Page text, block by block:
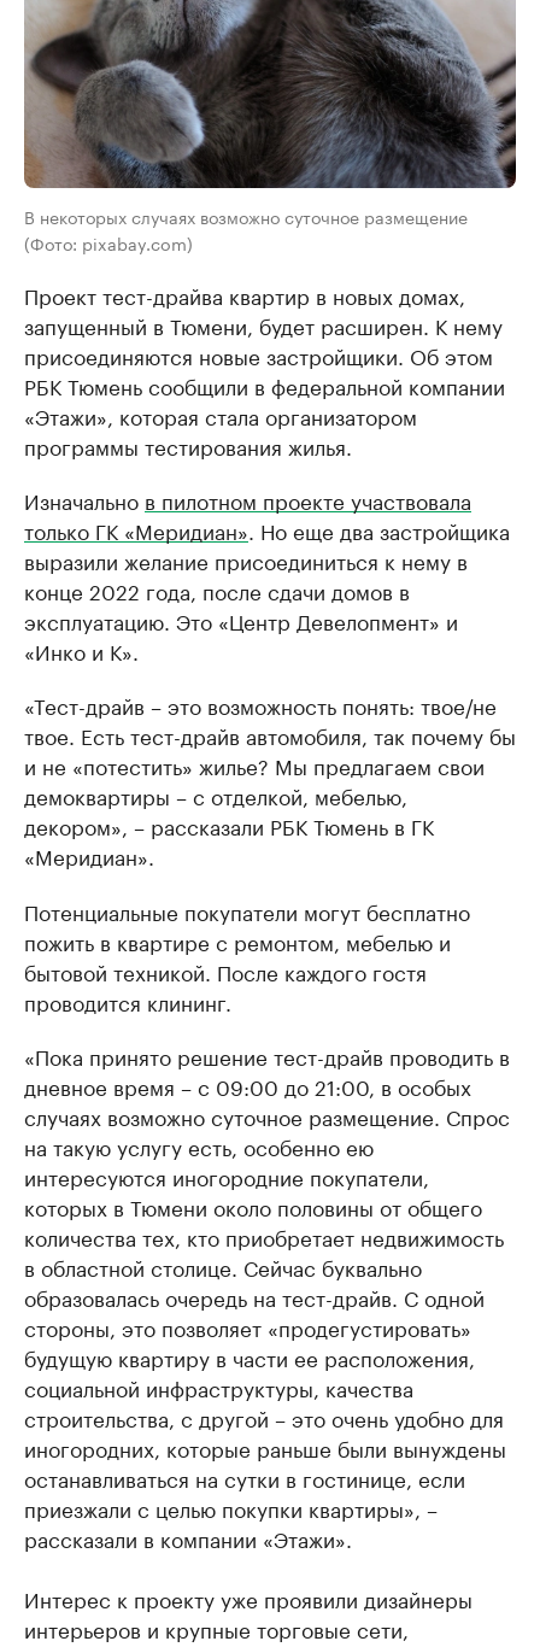
В некоторых случаях возможно суточное размещение
(Фото: pixabay.com)
Проект тест-драйва квартир в новых домах,
запущенный в Тюмени, будет расширен. К нему
присоединяются новые застройщики. Об этом
РБК Тюмень сообщили в федеральной компании
«Этажи», которая стала организатором
программы тестирования жилья.
Изначально в пилотном проекте участвовала
только ГК «Меридиан» . Но еще два застройщика
выразили желание присоединиться к нему в
конце 2022 года, после сдачи домов в
эксплуатацию. Это «Центр Девелопмент» и
«Инко и К».
«Тест-драйв – это возможность понять: твое/не
твое. Есть тест-драйв автомобиля, так почему бы
и не «потестить» жилье? Мы предлагаем свои
демоквартиры – с отделкой, мебелью,
декором», – рассказали РБК Тюмень в ГК
«Меридиан».
Потенциальные покупатели могут бесплатно
пожить в квартире с ремонтом, мебелью и
бытовой техникой. После каждого гостя
проводится клининг.
«Пока принято решение тест-драйв проводить в
дневное время – с 09:00 до 21:00, в особых
случаях возможно суточное размещение. Спрос
на такую услугу есть, особенно ею
интересуются иногородние покупатели,
которых в Тюмени около половины от общего
количества тех, кто приобретает недвижимость
в областной столице. Сейчас буквально
образовалась очередь на тест-драйв. С одной
стороны, это позволяет «продегустировать»
будущую квартиру в части ее расположения,
социальной инфраструктуры, качества
строительства, с другой – это очень удобно для
иногородних, которые раньше были вынуждены
останавливаться на сутки в гостинице, если
приезжали с целью покупки квартиры», –
рассказали в компании «Этажи».
Интерес к проекту уже проявили дизайнеры
интерьеров и крупные торговые сети,